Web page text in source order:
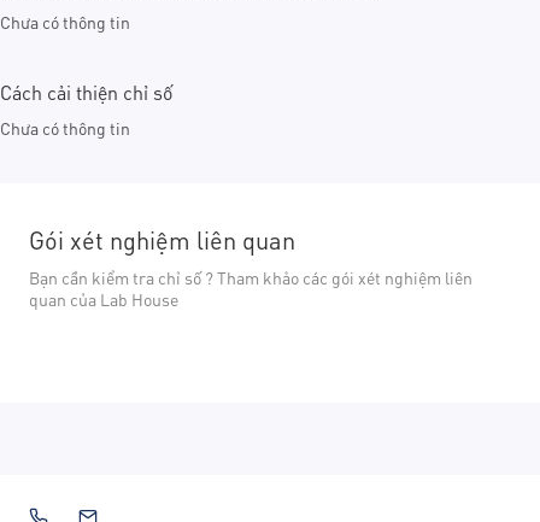
Chưa có thông tin
Cách cải thiện chỉ số
Chưa có thông tin
Gói xét nghiệm liên quan
Bạn cần kiểm tra chỉ số ? Tham khảo các gói xét nghiệm liên
quan của Lab House